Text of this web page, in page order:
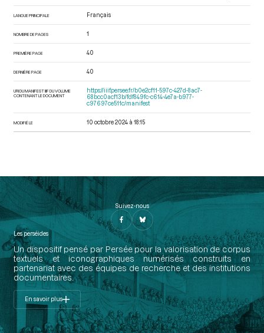
LANGUE PRINCIPALE Français
NOMBRE DE PAGES 1
PREMIÈRE PAGE 40
DERNIÈRE PAGE 40
URI DU MANIFEST IIIF DU VOLUME
CONTENANT LE DOCUMENT
https://iiif.persee.fr/b0e2cf11-597c-427d-8ac7-
68bcc0acf13b/fdf849fc-c614-4e7a-b977-
c97697ce511c/manifest
MODIFIÉ LE 10 octobre 2024 à 18:15
Suivez-nous
Les perséides
Un dispositif pensé par Persée pour la valorisation de corpus
textuels et iconographiques numérisés construits en
partenariat avec des équipes de recherche et des institutions
documentaires.
En savoir plus